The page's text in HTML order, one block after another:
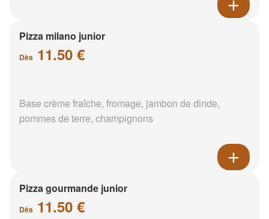
Pizza milano junior
Dès 11.50 €
Base crème fraîche, fromage, jambon de dinde,
pommes de terre, champignons
Pizza gourmande junior
Dès 11.50 €